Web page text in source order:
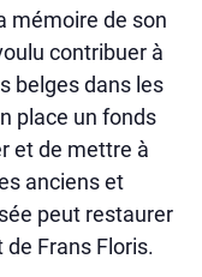
mémoire de son
contribuer à
belges dans les
place un fonds
et de mettre à
anciens et
peut restaurer
Frans Floris.